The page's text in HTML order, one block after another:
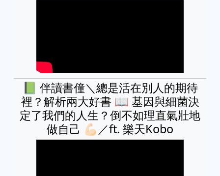
📗 伴讀書僮＼總是活在別人的期待
裡？解析兩大好書 📖 基因與細菌決
定了我們的人生？倒不如理直氣壯地
做自己 💪🏻／ft. 樂天Kobo